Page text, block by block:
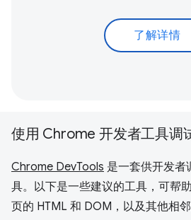
了解详情
使用 Chrome 开发者工具调
Chrome DevTools 是一套供开发者
具。以下是一些建议的工具，可帮
页的 HTML 和 DOM，以及其他相邻